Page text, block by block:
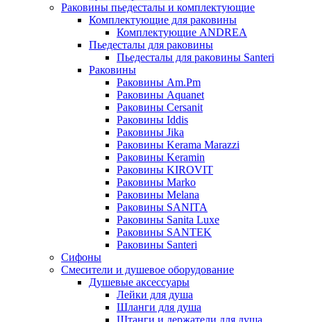
Раковины пьедесталы и комплектующие
Комплектующие для раковины
Комплектующие ANDREA
Пьедесталы для раковины
Пьедесталы для раковины Santeri
Раковины
Раковины Am.Pm
Раковины Aquanet
Раковины Cersanit
Раковины Iddis
Раковины Jika
Раковины Kerama Marazzi
Раковины Keramin
Раковины KIROVIT
Раковины Marko
Раковины Melana
Раковины SANITA
Раковины Sanita Luxe
Раковины SANTEK
Раковины Santeri
Сифоны
Смесители и душевое оборудование
Душевые аксессуары
Лейки для душа
Шланги для душа